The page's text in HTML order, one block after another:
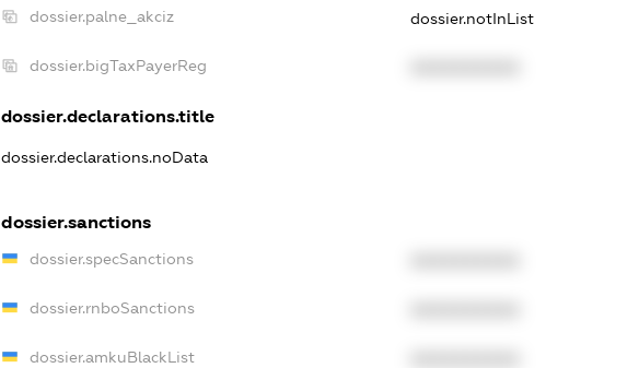
dossier.palne_akciz dossier.notInList
dossier.bigTaxPayerReg
dossier.declarations.title
dossier.declarations.noData
dossier.sanctions
dossier.specSanctions
dossier.rnboSanctions
dossier.amkuBlackList